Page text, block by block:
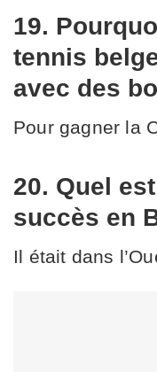
19.
tennis
avec des
Pour gagner la
20. Quel
succès en
Il était dans